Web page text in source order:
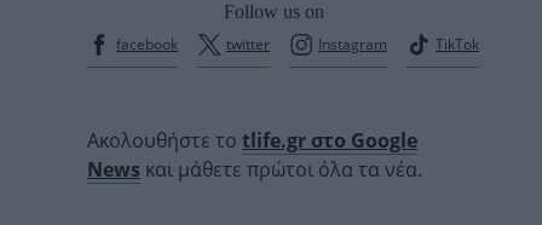
Follow us on
facebook
twitter Instagram TikTok
Ακολουθήστε το tlife.gr στο Google
News και μάθετε πρώτοι όλα τα νέα.